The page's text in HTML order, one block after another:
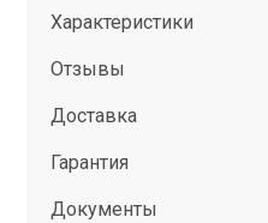
Характеристики
Отзывы
Доставка
Гарантия
Документы